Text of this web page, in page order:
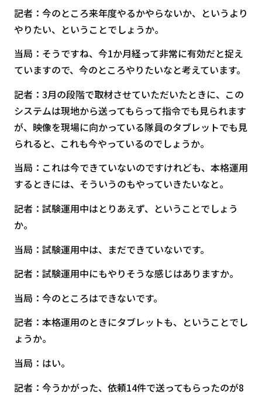
記者：今のところ来年度やるかやらないか、というより
やりたい、ということでしょうか。
当局：そうですね、今1か月経って非常に有効だと捉え
ていますので、今のところやりたいなと考えています。
記者：3月の段階で取材させていただいたときに、この
システムは現地から送ってもらって指令でも見られます
が、映像を現場に向かっている隊員のタブレットでも見
られると、これも今やっているのでしょうか。
当局：これは今できていないのですけれども、本格運用
するときには、そういうのもやっていきたいなと。
記者：試験運用中はとりあえず、ということでしょう
か。
当局：試験運用中は、まだできていないです。
記者：試験運用中にもやりそうな感じはありますか。
当局：今のところはできないです。
記者：本格運用のときにタブレットも、ということでし
ょうか。
当局：はい。
記者：今うかがった、依頼14件で送ってもらったのが8